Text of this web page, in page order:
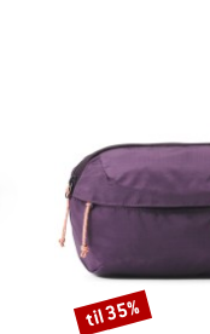
Rabat
til 35%